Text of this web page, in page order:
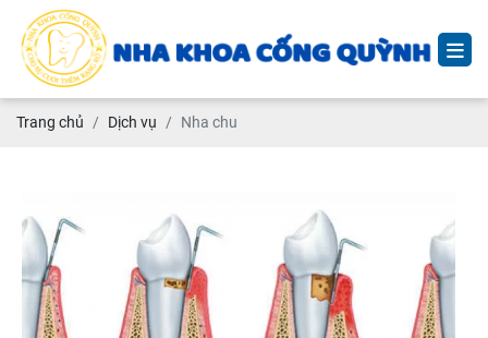
Trang chủ Dịch vụ Nha chu